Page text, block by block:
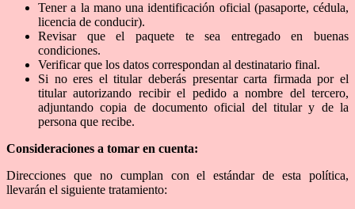
Tener a la mano una identificación oficial (pasaporte, cédula,
licencia de conducir).
Revisar que el paquete te sea entregado en buenas
condiciones.
Verificar que los datos correspondan al destinatario final.
Si no eres el titular deberás presentar carta firmada por el
titular autorizando recibir el pedido a nombre del tercero,
adjuntando copia de documento oficial del titular y de la
persona que recibe.
Consideraciones a tomar en cuenta:
Direcciones que no cumplan con el estándar de esta política,
llevarán el siguiente tratamiento: